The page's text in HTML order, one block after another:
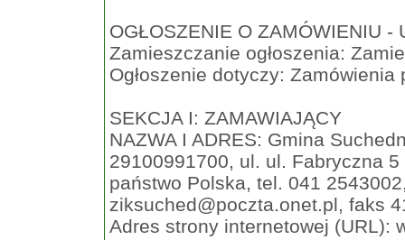
OGŁOSZENIE O ZAMÓWIENIU -
Zamieszczanie ogłoszenia:
Ogłoszenie dotyczy: Zamówienia
SEKCJA I: ZAMAWIAJĄCY
NAZWA I ADRES: Gmina
29100991700, ul. ul. Fabryczna
państwo Polska, tel. 041
ziksuched@poczta.onet.pl, faks
Adres strony internetowej (URL):